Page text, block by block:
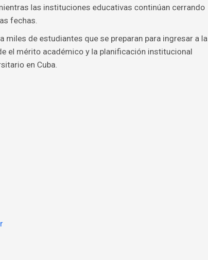
las instituciones educativas continúan cerrando
fechas.
miles de estudiantes que se preparan para ingresar a la
el mérito académico y la planificación institucional
en Cuba.